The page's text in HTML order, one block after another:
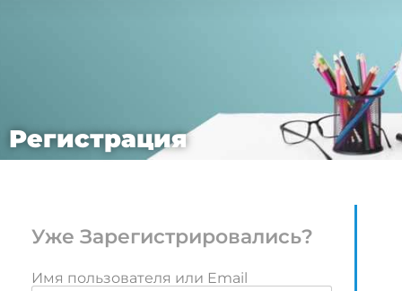
Регистрация
Уже Зарегистрировались?
Имя пользователя или Email